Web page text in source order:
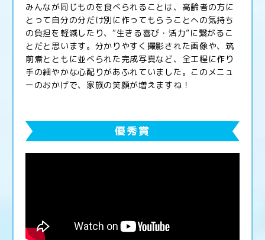
みんなが同じものを食べられることは、高齢者の方に
とって自分の分だけ別に作ってもらうことへの気持ち
の負担を軽減したり、“生きる喜び・活力”に繋がるこ
とだと思います。分かりやすく撮影された画像や、筑
前煮とともに並べられた完成写真など、全工程に作り
手の細やかな心配りがあふれていました。このメニュ
ーのおかげで、家族の笑顔が増えますね！
優秀賞